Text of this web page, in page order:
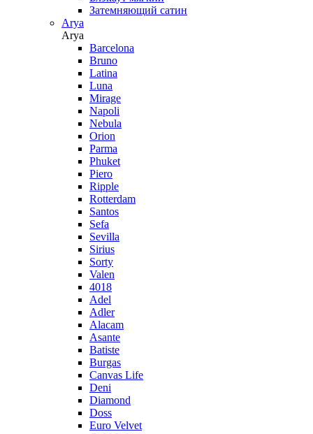
Затемняющий сатин
Arya
Arya
Barcelona
Bruno
Latina
Luna
Mirage
Napoli
Nebula
Orion
Parma
Phuket
Piero
Ripple
Rotterdam
Santos
Sefa
Sevilla
Sirius
Sorty
Valen
4018
Adel
Adler
Alacam
Asante
Batiste
Burgas
Canvas Life
Deni
Diamond
Doss
Euro Velvet